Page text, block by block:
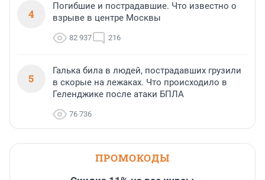
4
Погибшие и пострадавшие. Что известно о
взрыве в центре Москвы
82 937 216
5
Галька била в людей, пострадавших грузили
в скорые на лежаках. Что происходило в
Геленджике после атаки БПЛА
76 736
ПРОМОКОДЫ